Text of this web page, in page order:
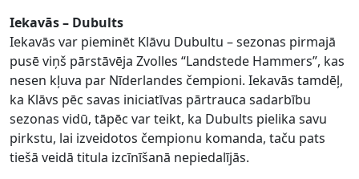
Iekavās – Dubults
Iekavās var pieminēt Klāvu Dubultu – sezonas pirmajā
pusē viņš pārstāvēja Zvolles “Landstede Hammers”, kas
nesen kļuva par Nīderlandes čempioni. Iekavās tamdēļ,
ka Klāvs pēc savas iniciatīvas pārtrauca sadarbību
sezonas vidū, tāpēc var teikt, ka Dubults pielika savu
pirkstu, lai izveidotos čempionu komanda, taču pats
tiešā veidā titula izcīnīšanā nepiedalījās.